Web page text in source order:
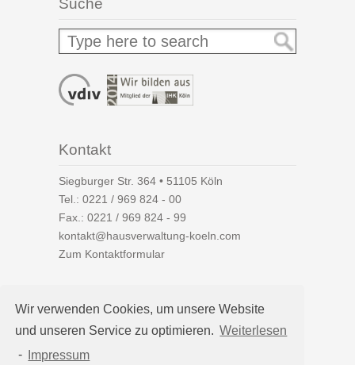
Wir verwenden Cookies, um unsere Website
und unseren Service zu optimieren. Weiterlesen
-
Impressum
Suche
Kontakt
Siegburger Str. 364 • 51105 Köln
Tel.: 0221 / 969 824 - 00
Fax.: 0221 / 969 824 - 99
kontakt@hausverwaltung-koeln.com
Zum Kontaktformular
Auf einen Blick